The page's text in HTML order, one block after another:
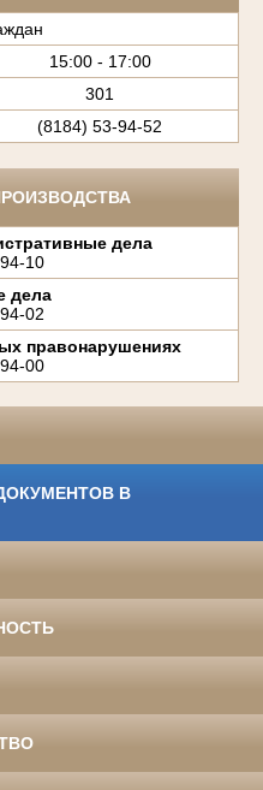
15:00 - 17:00
301
(8184) 53-94-52
дела
10
дела
02
правонарушениях
00
В